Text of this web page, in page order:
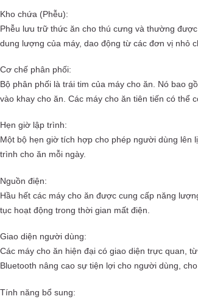
Kho chứa (Phễu):
Phễu lưu trữ thức ăn cho thú cưng và thường
dung lượng của máy, dao động từ các đơn vị nhỏ
Cơ chế phân phối:
Bộ phân phối là trái tim của máy cho ăn. Nó bao
vào khay cho ăn. Các máy cho ăn tiên tiến có thể
Hẹn giờ lập trình:
Một bộ hẹn giờ tích hợp cho phép người dùng lên
trình cho ăn mỗi ngày.
Nguồn điện:
Hầu hết các máy cho ăn được cung cấp năng
tục hoạt động trong thời gian mất điện.
Giao diện người dùng:
Các máy cho ăn hiện đại có giao diện trực quan,
Bluetooth nâng cao sự tiện lợi cho người dùng,
Tính năng bổ sung: